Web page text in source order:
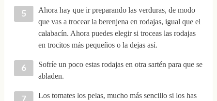
Ahora hay que ir preparando las verduras, de modo
que vas a trocear la berenjena en rodajas, igual que el
calabacín. Ahora puedes elegir si troceas las rodajas
en trocitos más pequeños o la dejas así.
Sofríe un poco estas rodajas en otra sartén para que se
abladen.
Los tomates los pelas, mucho más sencillo si los has